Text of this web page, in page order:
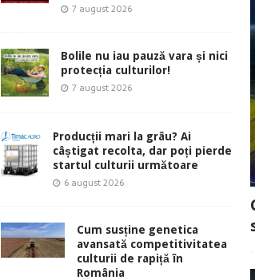
7 august 2026
Bolile nu iau pauză vara și nici
protecția culturilor!
7 august 2026
Producții mari la grâu? Ai
câștigat recolta, dar poți pierde
startul culturii următoare
6 august 2026
Cum susține genetica
avansată competitivitatea
culturii de rapiță în
România